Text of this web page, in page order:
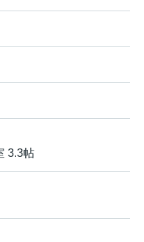
3.3帖